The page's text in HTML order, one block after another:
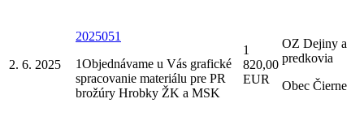
2. 6. 2025
2025051
1Objednávame u Vás grafické
spracovanie materiálu pre PR
brožúry Hrobky ŽK a MSK
1
820,00
EUR
OZ Dejiny a
predkovia
Obec Čierne